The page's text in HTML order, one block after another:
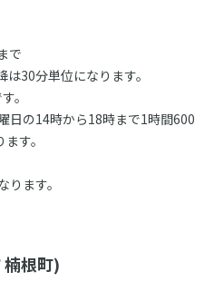
で
30分単位になります。
。
日の14時から18時まで1時間600
す。
ます。
根町)